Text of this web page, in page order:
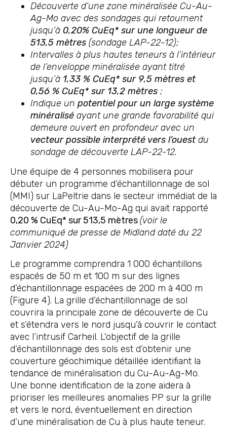
Découverte d’une zone minéralisée Cu-Au-
Ag-Mo avec des sondages qui retournent
jusqu’à 0,20% CuEq* sur une longueur de
513,5 mètres (sondage LAP-22-12);
Intervalles à plus hautes teneurs à l’intérieur
de l’enveloppe minéralisée ayant titré
jusqu’à 1,33 % CuEq* sur 9,5 mètres et
0,56 % CuEq* sur 13,2 mètres ;
Indique un potentiel pour un large système
minéralisé ayant une grande favorabilité qui
demeure ouvert en profondeur avec un
vecteur possible interprété vers l’ouest du
sondage de découverte LAP-22-12.
Une équipe de 4 personnes mobilisera pour
débuter un programme d’échantillonnage de sol
(MMI) sur LaPeltrie dans le secteur immédiat de la
découverte de Cu-Au-Mo-Ag qui avait rapporté
0,20 % CuEq* sur 513,5 mètres(voir le
communiqué de presse de Midland daté du 22
Janvier 2024)
Le programme comprendra 1 000 échantillons
espacés de 50 m et 100 m sur des lignes
d’échantillonnage espacées de 200 m à 400 m
(Figure 4). La grille d’échantillonnage de sol
couvrira la principale zone de découverte de Cu
et s’étendra vers le nord jusqu’à couvrir le contact
avec l’intrusif Carheil. L’objectif de la grille
d’échantillonnage des sols est d’obtenir une
couverture géochimique détaillée identifiant la
tendance de minéralisation du Cu-Au-Ag-Mo.
Une bonne identification de la zone aidera à
prioriser les meilleures anomalies PP sur la grille
et vers le nord, éventuellement en direction
d’une minéralisation de Cu à plus haute teneur.